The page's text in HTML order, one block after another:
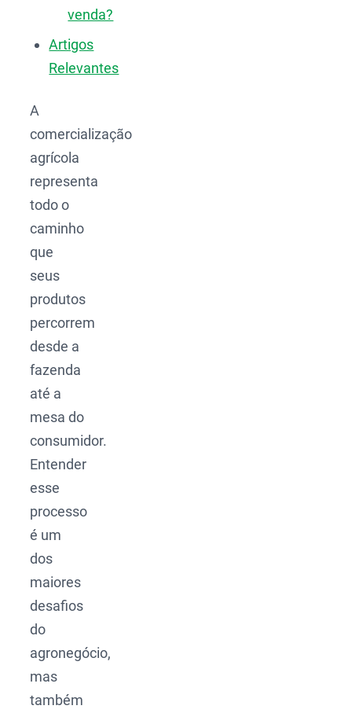
venda?
Artigos
Relevantes
A
comercialização
agrícola
representa
todo o
caminho
que
seus
produtos
percorrem
desde a
fazenda
até a
mesa do
consumidor.
Entender
esse
processo
é um
dos
maiores
desafios
do
agronegócio,
mas
também